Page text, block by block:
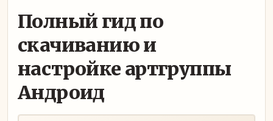
Полный гид по
скачиванию и
настройке артгруппы
Андроид